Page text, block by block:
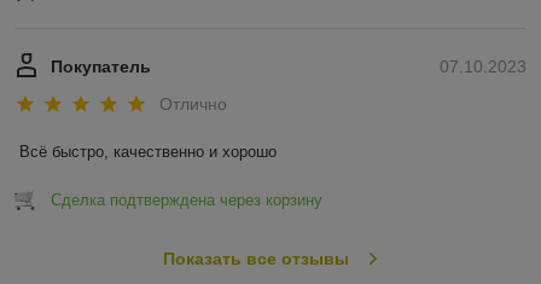
07.10.2023
Покупатель
Отлично
Всё быстро, качественно и хорошо
Сделка подтверждена через корзину
Показать все отзывы